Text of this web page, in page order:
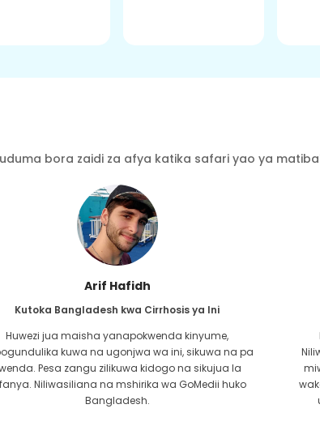
bora zaidi za afya katika safari yao ya
Ishrat Jahan
Kutoka Bangladesh kwa Cardiology
Dhamana iliyoshirikiwa na GoMedii ni ya zamani.
nao kwa tatizo langu la moyo karibu miaka
iliyopita. Walakini, timu imekuwa msaada wa kila
Huwa nawasiliana nao mara kwa mara ili kupata
uchunguzi wangu wa kawaida kwa Max, natumai